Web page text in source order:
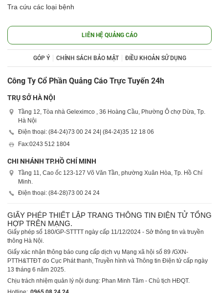
Tra cứu các loại bệnh
LIÊN HỆ QUẢNG CÁO
GÓP Ý CHÍNH SÁCH BẢO MẬT ĐIỀU KHOẢN SỬ DỤNG
Công Ty Cổ Phần Quảng Cáo Trực Tuyến 24h
TRỤ SỞ HÀ NỘI
Tầng 12, Tòa nhà Geleximco , 36 Hoàng Cầu, Phường Ô chợ Dừa, Tp.
Hà Nội
Điện thoại: (84-24)73 00 24 24| (84-24)35 12 18 06
Fax:0243 512 1804
CHI NHÁNH TP.HỒ CHÍ MINH
Tầng 11, Cao ốc 123-127 Võ Văn Tần, phường Xuân Hòa, Tp. Hồ Chí
Minh.
Điện thoại: (84-28)73 00 24 24
GIẤY PHÉP THIẾT LẬP TRANG THÔNG TIN ĐIỆN TỬ TỔNG
HỢP TRÊN MẠNG.
Giấy phép số 180/GP-STTTT ngày cấp 11/12/2024 - Sở thông tin và truyền
thông Hà Nội.
Giấy xác nhận thông báo cung cấp dịch vụ Mạng xã hội số 89 /GXN-
PTTH&TTĐT do Cục Phát thanh, Truyền hình và Thông tin Điện tử cấp ngày
13 tháng 6 năm 2025.
Chịu trách nhiệm quản lý nội dung: Phan Minh Tâm - Chủ tịch HĐQT.